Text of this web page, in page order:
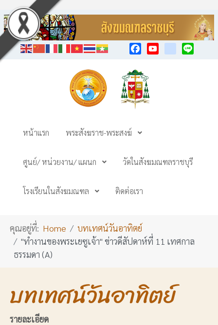
หน้าแรก พระสังฆราช-พระสงฆ์
ศูนย์/ หน่วยงาน/ แผนก วัดในสังฆมณฑลราชบุรี
โรงเรียนในสังฆมณฑล ติดต่อเรา
คุณอยู่ที่: Home
บทเทศน์วันอาทิตย์
"ทำงานของพระเยซูเจ้า" ข่าวดีสัปดาห์ที่ 11 เทศกาล
ธรรมดา (A)
บทเทศน์วันอาทิตย์
รายละเอียด